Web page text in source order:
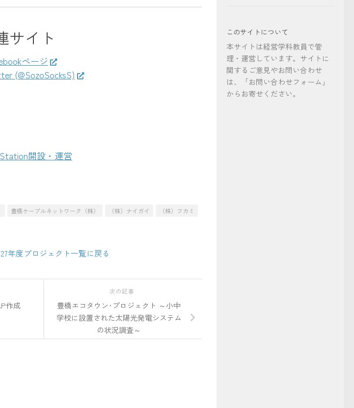
サイト
ページ
(@SozoSocksS)
開設・運営
豊橋ケーブルネットワーク（株） （株）ナイガイ （株）フカミ
年度プロジェクト一覧に戻る
次の記事
豊橋エコタウン･プロジェクト ～小中
学校に設置された太陽光発電システム
の状況調査～
作成
このサイトについて
本サイトは経営学科教員で管
理・運営しています。サイトに
関するご意見やお問い合わせ
は、「お問い合わせフォーム」
からお寄せください。